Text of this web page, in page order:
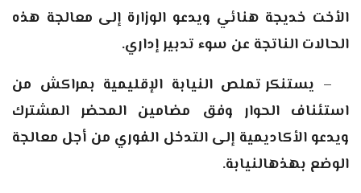
الأخت خديجة هنائي ويدعو الوزارة إلى معالجة هذه
الحالات الناتجة عن سوء تدبير إداري.
– يستنكر تملص النيابة الإقليمية بمراكش من
استئناف الحوار وفق مضامين المحضر المشترك
ويدعو الأكاديمية إلى التدخل الفوري من أجل معالجة
الوضع بهذهالنيابة.